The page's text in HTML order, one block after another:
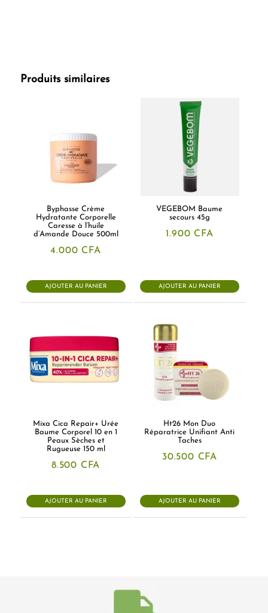
Produits similaires
Byphasse Crème
Hydratante Corporelle
Caresse à l’huile
d’Amande Douce 500ml
4.000 CFA
AJOUTER AU PANIER
VEGEBOM Baume
secours 45g
1.900 CFA
AJOUTER AU PANIER
Mixa Cica Repair+ Urée
Baume Corporel 10 en 1
Peaux Sèches et
Rugueuse 150 ml
8.500 CFA
AJOUTER AU PANIER
Ht26 Mon Duo
Réparatrice Unifiant Anti
Taches
30.500 CFA
AJOUTER AU PANIER